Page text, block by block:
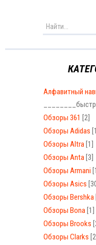
Алфавитный
Обзоры 361 [2]
Обзоры Adidas
Обзоры Altra [1]
Обзоры Anta [3]
Обзоры Armani
Обзоры Asics
Обзоры Bershka
Обзоры Bona [1]
Обзоры Brooks
Обзоры Clarks